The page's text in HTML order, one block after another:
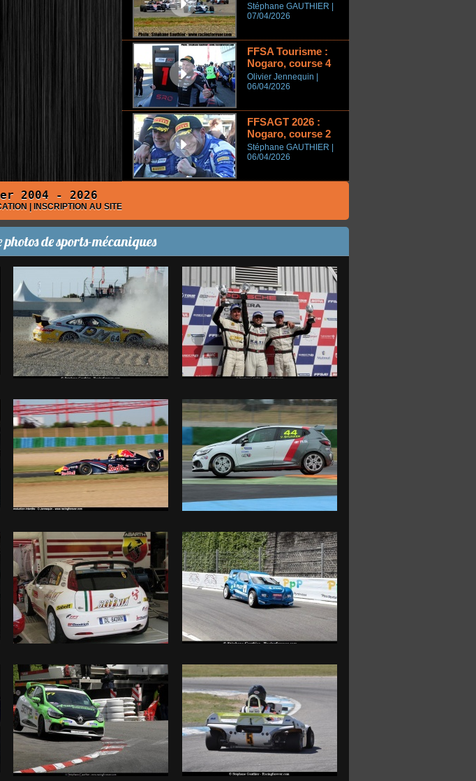
Stéphane GAUTHIER |
07/04/2026
FFSA Tourisme :
Nogaro, course 4
Olivier Jennequin |
06/04/2026
FFSAGT 2026 :
Nogaro, course 2
Stéphane GAUTHIER |
06/04/2026
2004 - 2026
| INSCRIPTION AU SITE
de sports-mécaniques